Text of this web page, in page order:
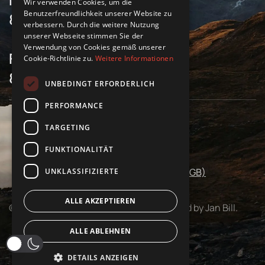
8 Uhr bis 17 Uhr
Freitag
8 Uhr bis 16 Uhr
Impressum
Datenschutz
Allgemeine Geschäftsbedingungen (AGB)
© 2026 Salvis. All rights reserved. Powered by Jan Bill.
Wir verwenden Cookies, um die
Benutzerfreundlichkeit unserer Website zu
verbessern. Durch die weitere Nutzung
unserer Webseite stimmen Sie der
Verwendung von Cookies gemäß unserer
Cookie-Richtlinie zu. Weitere Informationen
UNBEDINGT ERFORDERLICH
PERFORMANCE
TARGETING
FUNKTIONALITÄT
UNKLASSIFIZIERTE
ALLE AKZEPTIEREN
ALLE ABLEHNEN
DETAILS ANZEIGEN